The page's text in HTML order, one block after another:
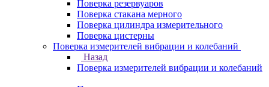
Поверка резервуаров
Поверка стакана мерного
Поверка цилиндра измерительного
Поверка цистерны
Поверка измерителей вибрации и колебаний
Назад
Поверка измерителей вибрации и колебаний